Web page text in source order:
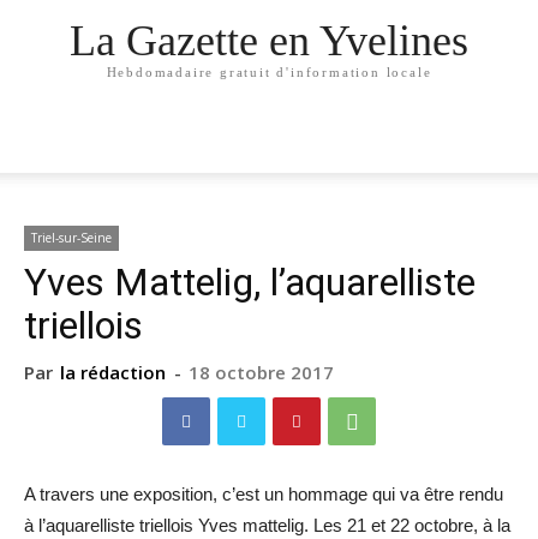
La Gazette en Yvelines
Hebdomadaire gratuit d'information locale
Triel-sur-Seine
Yves Mattelig, l’aquarelliste
triellois
Par la rédaction - 18 octobre 2017
A travers une exposition, c’est un hommage qui va être rendu
à l’aquarelliste triellois Yves mattelig. Les 21 et 22 octobre, à la